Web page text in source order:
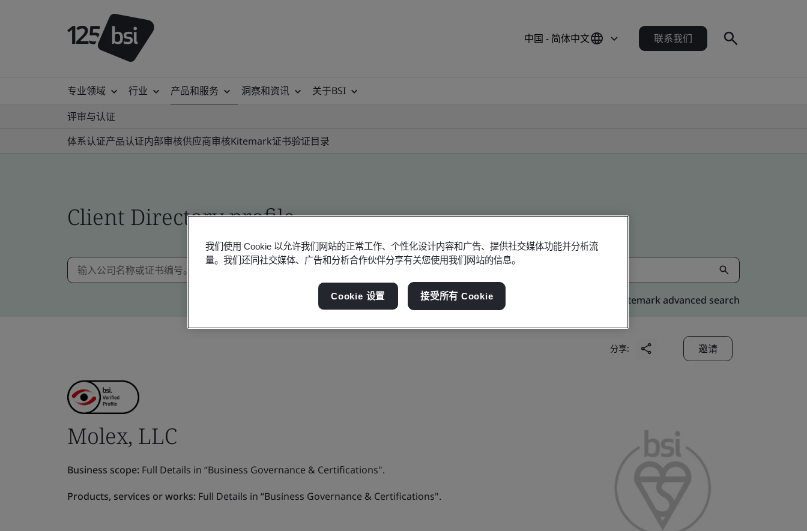
中国 - 简体中文 联系我们
专业领域 行业 产品和服务 洞察和资讯
关于BSI
评审与认证
体系认证产品认证内部审核供应商审核Kitemark证书验证目录
Client Directory profile
Kitemark advanced search
分享: 邀请
Molex, LLC
Business scope: Full Details in “Business Governance & Certifications".
Products, services or works: Full Details in “Business Governance & Certifications".
我们使用 Cookie 以允许我们网站的正常工作、个性化设计内容和广告、提供社交媒体功能并分析流
量。我们还同社交媒体、广告和分析合作伙伴分享有关您使用我们网站的信息。
Cookie 设置 接受所有 Cookie